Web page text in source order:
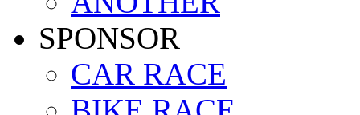
SPONSOR
CAR RACE